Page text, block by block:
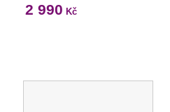
2 990 Kč